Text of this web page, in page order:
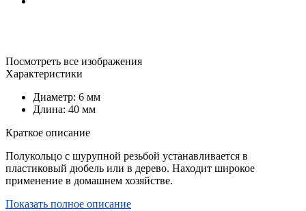
Посмотреть все изображения
Характеристики
Диаметр: 6 мм
Длина: 40 мм
Краткое описание
Полукольцо с шурупной резьбой устанавливается в
пластиковый дюбель или в дерево. Находит широкое
применение в домашнем хозяйстве.
Показать полное описание